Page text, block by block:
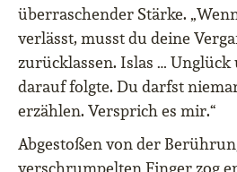
überraschender Stärke.
verlässt, musst du deine
zurücklassen. Islas … Unglück
darauf folgte. Du darfst
erzählen. Versprich es mir.“
Abgestoßen von der